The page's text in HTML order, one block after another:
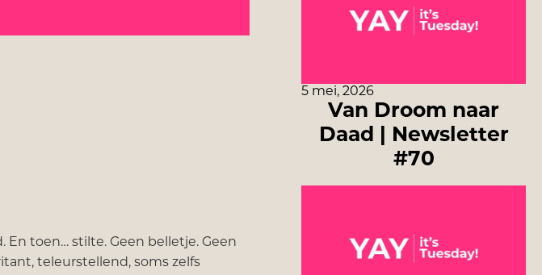
En toen… stilte. Geen belletje. Geen
teleurstellend, soms zelfs
5 mei, 2026
Van Droom naar
Daad | Newsletter
#70